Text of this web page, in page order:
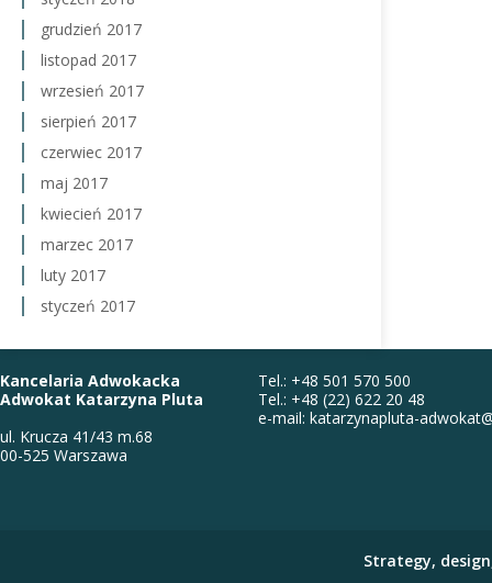
grudzień 2017
listopad 2017
wrzesień 2017
sierpień 2017
czerwiec 2017
maj 2017
kwiecień 2017
marzec 2017
luty 2017
styczeń 2017
Kancelaria Adwokacka
Adwokat Katarzyna Pluta
ul. Krucza 41/43 m.68
00-525 Warszawa
Tel.: +48 501 570 500
Tel.: +48 (22) 622 20 48
e-mail: katarzynapluta-
Strategy,